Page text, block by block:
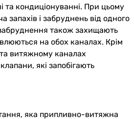
та кондиціонуванні. При цьому
запахів і забруднень від одного
також захищають
на обох каналах. Крім
витяжному каналах
які запобігають
яка припливно-витяжна